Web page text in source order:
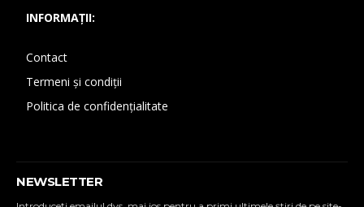
INFORMAȚII:
Contact
Termeni și condiții
Politica de confidențialitate
NEWSLETTER